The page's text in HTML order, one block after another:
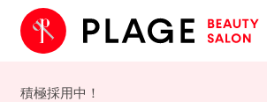
積極採用中！